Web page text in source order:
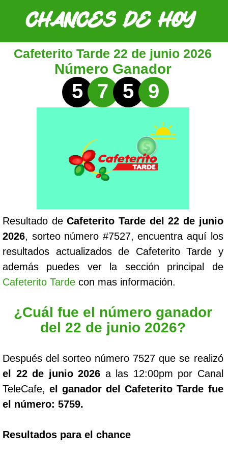
Cafeterito Tarde 22 de junio 2026
Número Ganador
5 7 5 9
Resultado deCafeterito Tarde del 22 de junio
2026, sorteo número #7527, encuentra aquí los
resultados actualizados de Cafeterito Tarde y
además puedes ver la sección principal de
Cafeterito Tarde con mas información.
¿Cuál fue el número ganador
del 22 de junio 2026?
Después del sorteo número 7527 que se realizó
el 22 de junio 2026 a las 12:00pm por Canal
TeleCafe,el ganador del Cafeterito Tarde fue
el número: 5759.
Resultados para el chance